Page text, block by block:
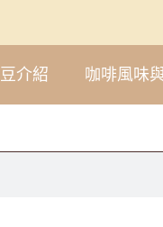
介紹 咖啡風味